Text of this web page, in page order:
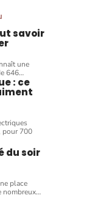
savoir
une
646…
: ce
pour 700
du soir
place
nombreux…